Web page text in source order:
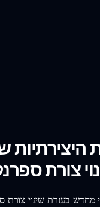
היצירתיות
צורת
מחדש בעזרת שינוי צורת